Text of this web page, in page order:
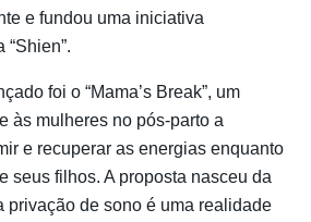
e fundou uma iniciativa
foi o “Mama’s Break”, um
às mulheres no pós-parto a
e recuperar as energias enquanto
seus filhos. A proposta nasceu da
privação de sono é uma realidade